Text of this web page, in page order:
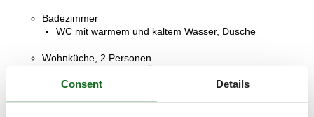
Badezimmer
WC mit warmem und kaltem Wasser, Dusche
Wohnküche, 2 Personen
Consent Details